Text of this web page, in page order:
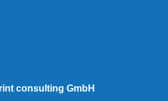
consulting GmbH